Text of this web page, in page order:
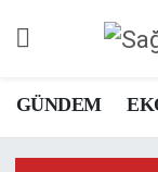
GÜNDEM
4 Ay önce |
EKONOMİ